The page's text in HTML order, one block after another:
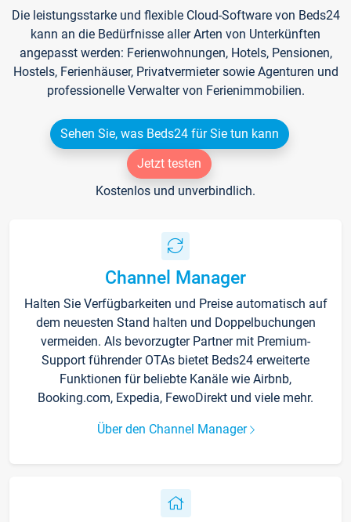
Die leistungsstarke und flexible Cloud-Software von Beds24
kann an die Bedürfnisse aller Arten von Unterkünften
angepasst werden: Ferienwohnungen, Hotels, Pensionen,
Hostels, Ferienhäuser, Privatvermieter sowie Agenturen und
professionelle Verwalter von Ferienimmobilien.
Sehen Sie, was Beds24 für Sie tun kann
Jetzt testen
Kostenlos und unverbindlich.
Channel Manager
Halten Sie Verfügbarkeiten und Preise automatisch auf
dem neuesten Stand halten und Doppelbuchungen
vermeiden. Als bevorzugter Partner mit Premium-
Support führender OTAs bietet Beds24 erweiterte
Funktionen für beliebte Kanäle wie Airbnb,
Booking.com, Expedia, FewoDirekt und viele mehr.
Über den Channel Manager